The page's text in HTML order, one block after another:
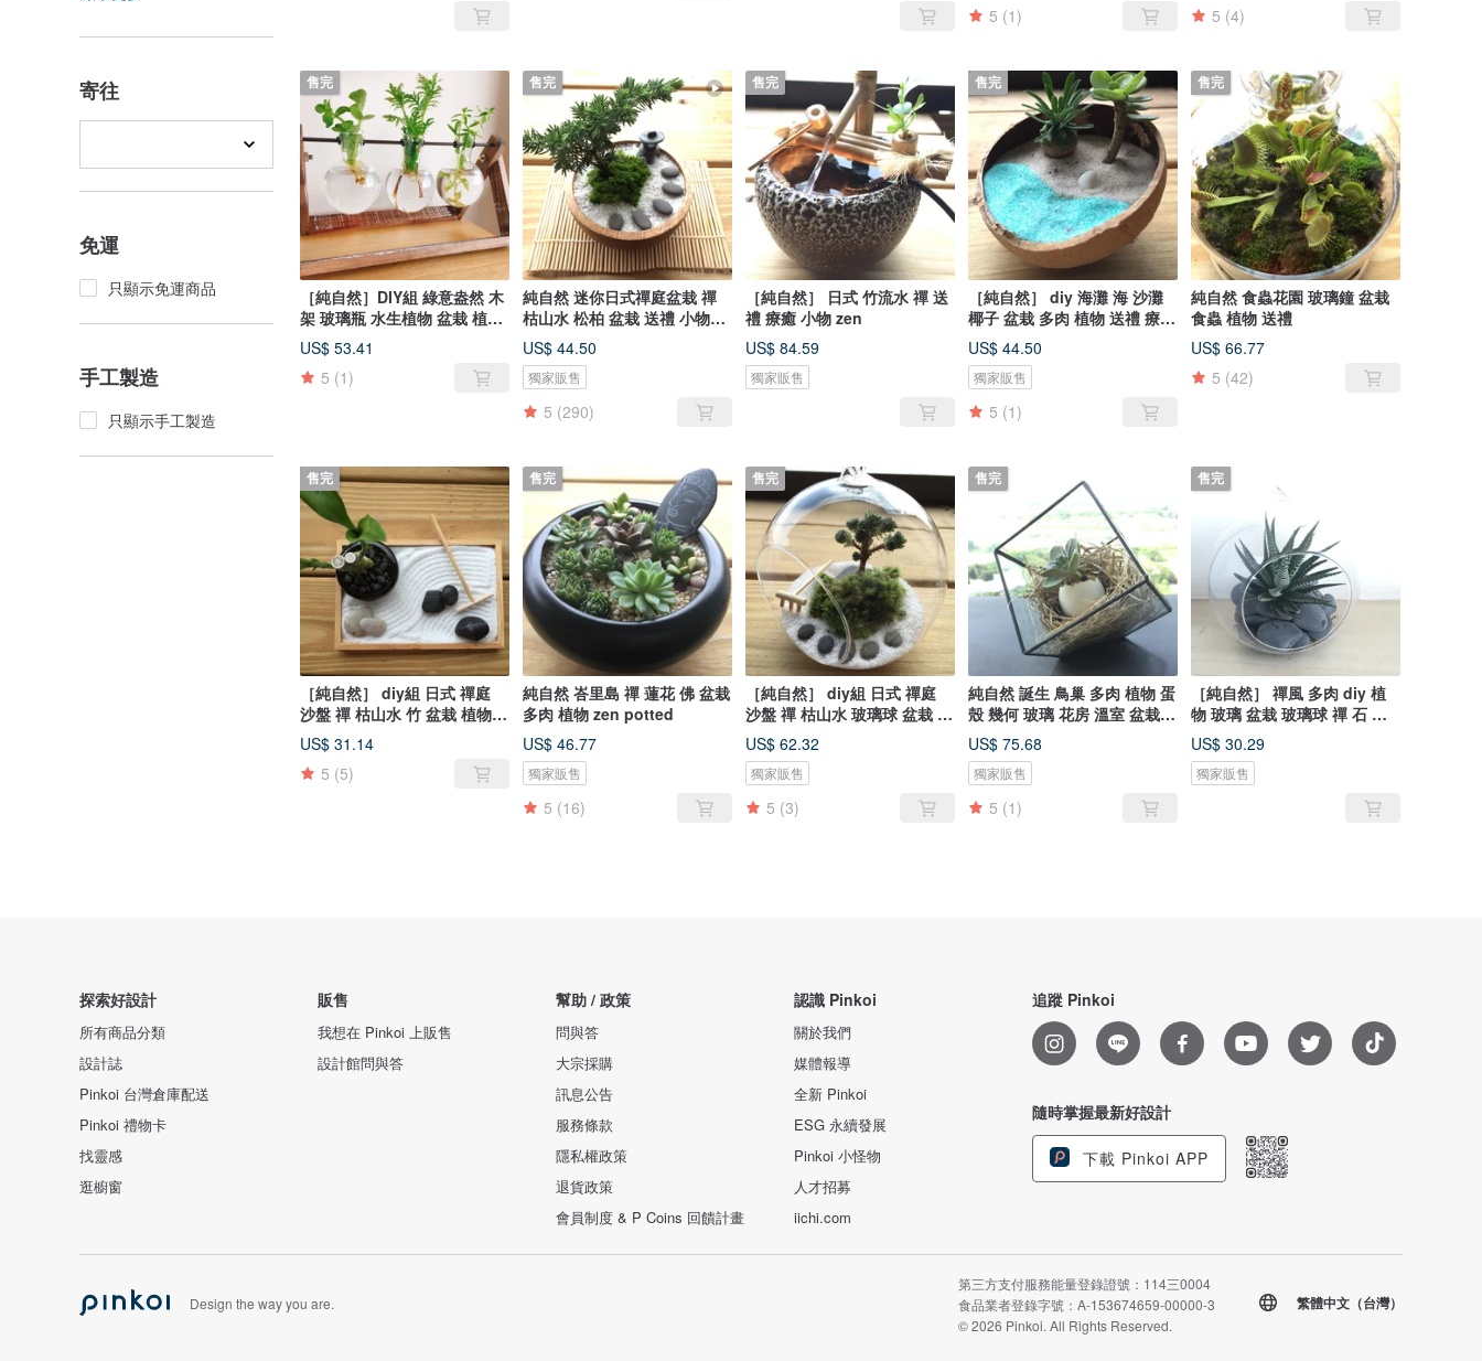
寄往
免運
只顯示免運商品
手工製造
只顯示手工製造
5 (1) 5 (4)
售完
［純自然］DIY組 綠意盎然 木
架 玻璃瓶 水生植物 盆栽 植物
送禮 療癒 小物 綠化造景 擺飾
US$ 53.41
5 (1)
售完
純自然 迷你日式禪庭盆栽 禪
枯山水 松柏 盆栽 送禮 小物
zen
US$ 44.50
獨家販售
5 (290)
售完
［純自然］ 日式 竹流水 禪 送
禮 療癒 小物 zen
US$ 84.59
獨家販售
售完
［純自然］ diy 海灘 海 沙灘
椰子 盆栽 多肉 植物 送禮 療癒
小物 夏威夷 馬爾地夫 beach
US$ 44.50
獨家販售
5 (1)
售完
純自然 食蟲花園 玻璃鐘 盆栽
食蟲 植物 送禮
US$ 66.77
5 (42)
售完
［純自然］ diy組 日式 禪庭
沙盤 禪 枯山水 竹 盆栽 植物
送禮 療癒 小物 zen potted
US$ 31.14
5 (5)
售完
純自然 峇里島 禪 蓮花 佛 盆栽
多肉 植物 zen potted
US$ 46.77
獨家販售
5 (16)
售完
［純自然］ diy組 日式 禪庭
沙盤 禪 枯山水 玻璃球 盆栽 多
肉 植物 送禮 療癒 小物 zen
potted，
US$ 62.32
獨家販售
5 (3)
售完
純自然 誕生 鳥巢 多肉 植物 蛋
殼 幾何 玻璃 花房 溫室 盆栽
生日 送禮 療癒 小物 egg
potted
US$ 75.68
獨家販售
5 (1)
售完
［純自然］ 禪風 多肉 diy 植
物 玻璃 盆栽 玻璃球 禪 石 送
禮 zen potted
US$ 30.29
獨家販售
探索好設計
所有商品分類
設計誌
Pinkoi 台灣倉庫配送
Pinkoi 禮物卡
找靈感
逛櫥窗
販售
我想在 Pinkoi 上販售
設計館問與答
幫助 / 政策
問與答
大宗採購
訊息公告
服務條款
隱私權政策
退貨政策
會員制度 & P Coins 回饋計畫
認識 Pinkoi
關於我們
媒體報導
全新 Pinkoi
ESG 永續發展
Pinkoi 小怪物
人才招募
iichi.com
追蹤 Pinkoi
隨時掌握最新好設計
下載 Pinkoi APP
Design the way you are.
第三方支付服務能量登錄證號：114三0004
食品業者登錄字號：A-153674659-00000-3
© 2026 Pinkoi. All Rights Reserved.
繁體中文（台灣）